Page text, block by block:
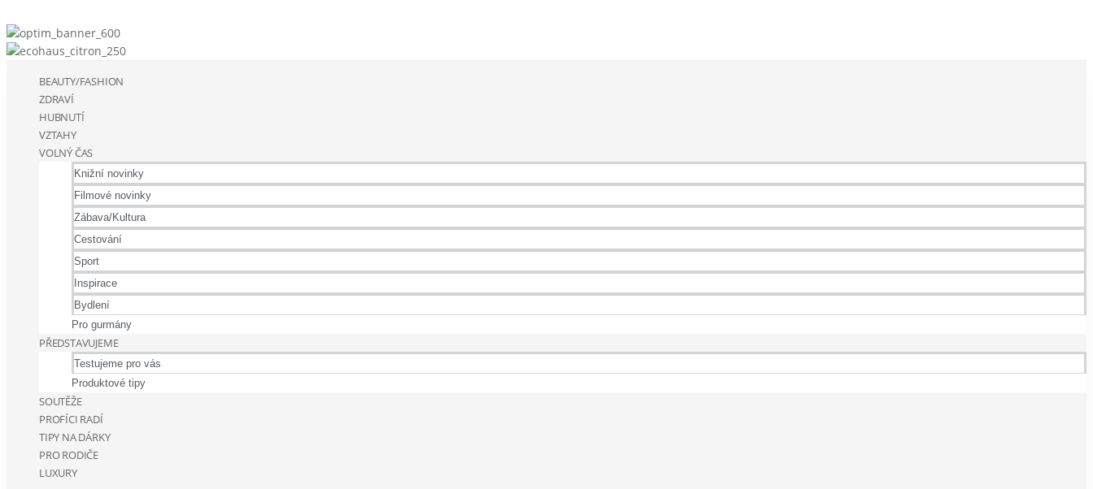
BEAUTY/FASHION
ZDRAVÍ
HUBNUTÍ
VZTAHY
VOLNÝ ČAS
Knižní novinky
Filmové novinky
Zábava/Kultura
Cestování
Sport
Inspirace
Bydlení
Pro gurmány
PŘEDSTAVUJEME
Testujeme pro vás
Produktové tipy
SOUTĚŽE
PROFÍCI RADÍ
TIPY NA DÁRKY
PRO RODIČE
LUXURY